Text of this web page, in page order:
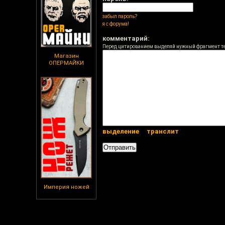
Магазин
ОПЕРМАЙКИ
Империя ножей
забыл пароль?
я с форума!
комментарий:
Перед цитированием выделяй нужный фрагмент
выделение транслит